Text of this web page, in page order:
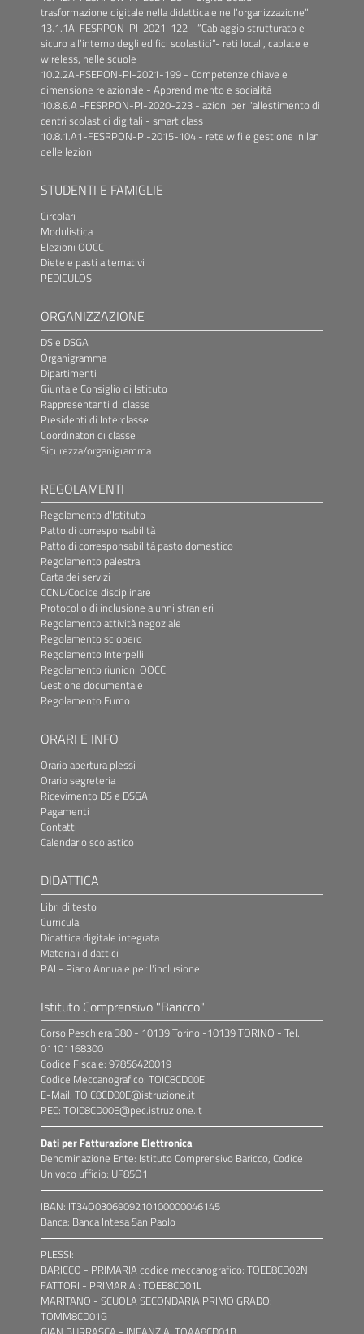
trasformazione digitale nella didattica e nell’organizzazione”
13.1.1A-FESRPON-PI-2021-122 - “Cablaggio strutturato e
sicuro all’interno degli edifici scolastici”- reti locali, cablate e
wireless, nelle scuole
10.2.2A-FSEPON-PI-2021-199 - Competenze chiave e
dimensione relazionale - Apprendimento e socialità
10.8.6.A -FESRPON-PI-2020-223 - azioni per l'allestimento di
centri scolastici digitali - smart class
10.8.1.A1-FESRPON-PI-2015-104 - rete wifi e gestione in lan
delle lezioni
STUDENTI E FAMIGLIE
Circolari
Modulistica
Elezioni OOCC
Diete e pasti alternativi
PEDICULOSI
ORGANIZZAZIONE
DS e DSGA
Organigramma
Dipartimenti
Giunta e Consiglio di Istituto
Rappresentanti di classe
Presidenti di Interclasse
Coordinatori di classe
Sicurezza/organigramma
REGOLAMENTI
Regolamento d'Istituto
Patto di corresponsabilità
Patto di corresponsabilità pasto domestico
Regolamento palestra
Carta dei servizi
CCNL/Codice disciplinare
Protocollo di inclusione alunni stranieri
Regolamento attività negoziale
Regolamento sciopero
Regolamento Interpelli
Regolamento riunioni OOCC
Gestione documentale
Regolamento Fumo
ORARI E INFO
Orario apertura plessi
Orario segreteria
Ricevimento DS e DSGA
Pagamenti
Contatti
Calendario scolastico
DIDATTICA
Libri di testo
Curricula
Didattica digitale integrata
Materiali didattici
PAI - Piano Annuale per l'inclusione
Istituto Comprensivo "Baricco"
Corso Peschiera 380 - 10139 Torino -10139 TORINO - Tel.
01101168300
Codice Fiscale: 97856420019
Codice Meccanografico: TOIC8CD00E
E-Mail: TOIC8CD00E@istruzione.it
PEC: TOIC8CD00E@pec.istruzione.it
Dati per Fatturazione Elettronica
Denominazione Ente: Istituto Comprensivo Baricco, Codice
Univoco ufficio: UF85O1
IBAN: IT34O0306909210100000046145
Banca: Banca Intesa San Paolo
PLESSI:
BARICCO - PRIMARIA codice meccanografico: TOEE8CD02N
FATTORI - PRIMARIA : TOEE8CD01L
MARITANO - SCUOLA SECONDARIA PRIMO GRADO:
TOMM8CD01G